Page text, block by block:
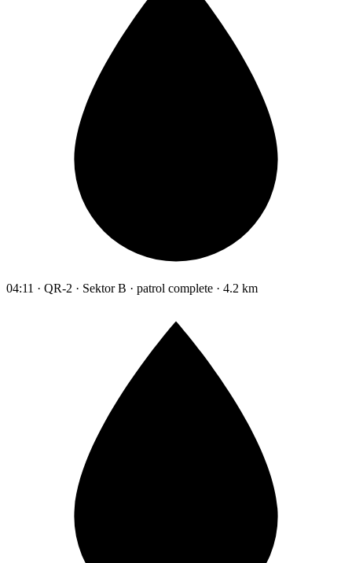
04:11 · QR-2 · Sektor B · patrol complete · 4.2 km